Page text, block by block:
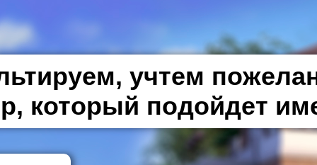
горизонтального
Металлические заборы для дачи
Забор жалюзи с кирпичными столбами
Металлические заборы
Металлические ограждения
учтем
который подойдет